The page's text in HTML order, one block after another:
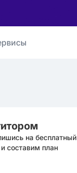
на бесплатный
составим план